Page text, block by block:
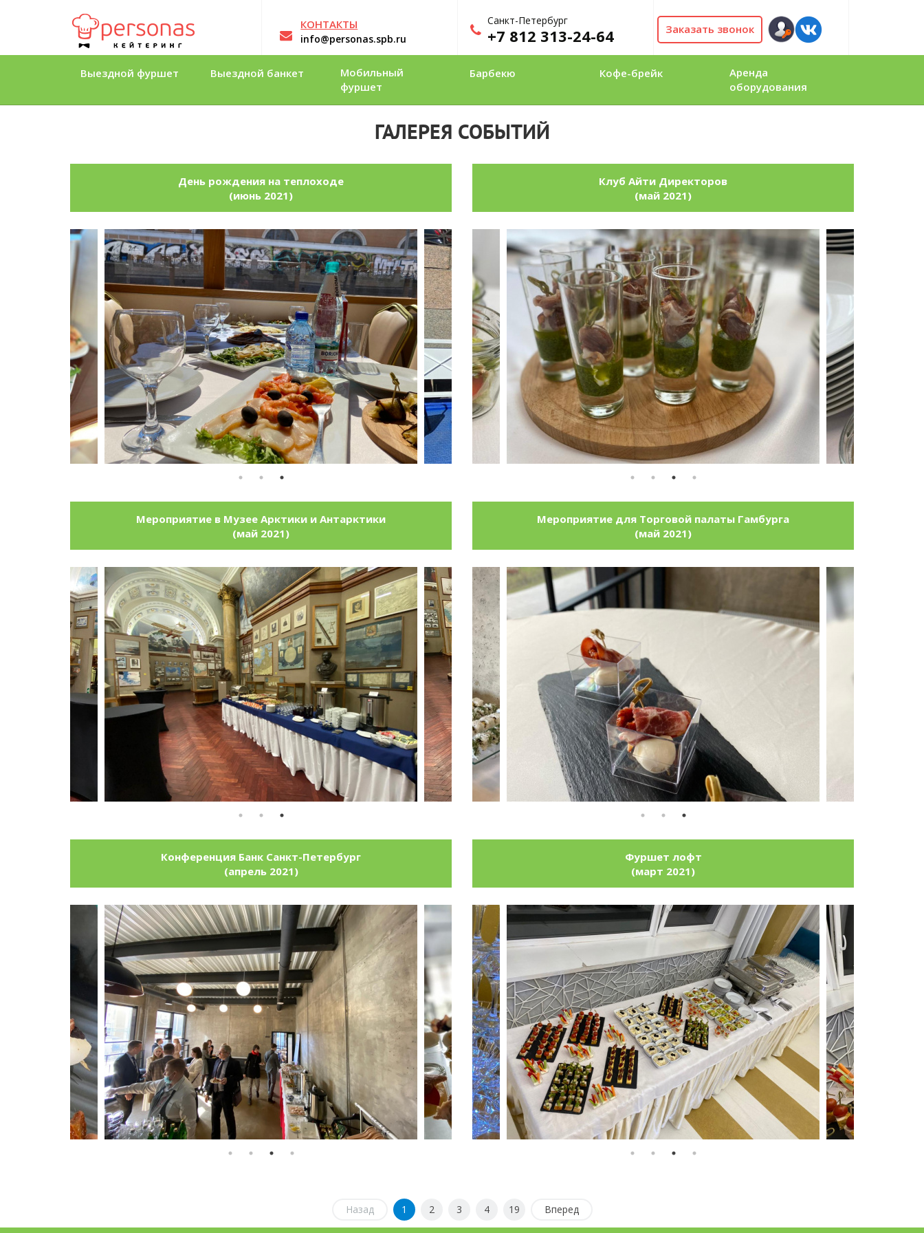
КОНТАКТЫ
info@personas.spb.ru
Санкт-Петербург
+7 812 313-24-64 Заказать звонок
Выездной фуршет Выездной банкет
Мобильный
фуршет
Барбекю Кофе-брейк
Аренда
оборудования
ГАЛЕРЕЯ СОБЫТИЙ
День рождения на теплоходе
(июнь 2021)
Клуб Айти Директоров
(май 2021)
Мероприятие в Музее Арктики и Антарктики
(май 2021)
Мероприятие для Торговой палаты Гамбурга
(май 2021)
Конференция Банк Санкт-Петербург
(апрель 2021)
Фуршет лофт
(март 2021)
Назад 1 2 3 4 19 Вперед